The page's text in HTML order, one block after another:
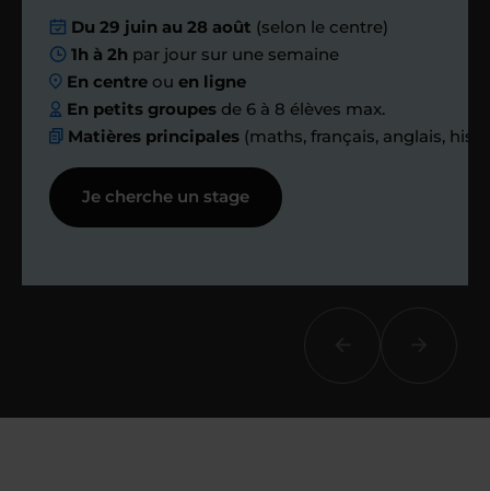
Nous planifions
ensemble des
échanges réguliers
Afin de suivre le travail et les progrès
réalisés, votre enseignant et moi-
même vous proposons des points et
Du 29 juin au 28 août (selon le centre)
1h à 2h par jour sur une semaine
En centre ouen ligne
En petits groupes de 6 à 8 élèves max.
Matières principales (maths, français, anglais,
Je cherche un stage